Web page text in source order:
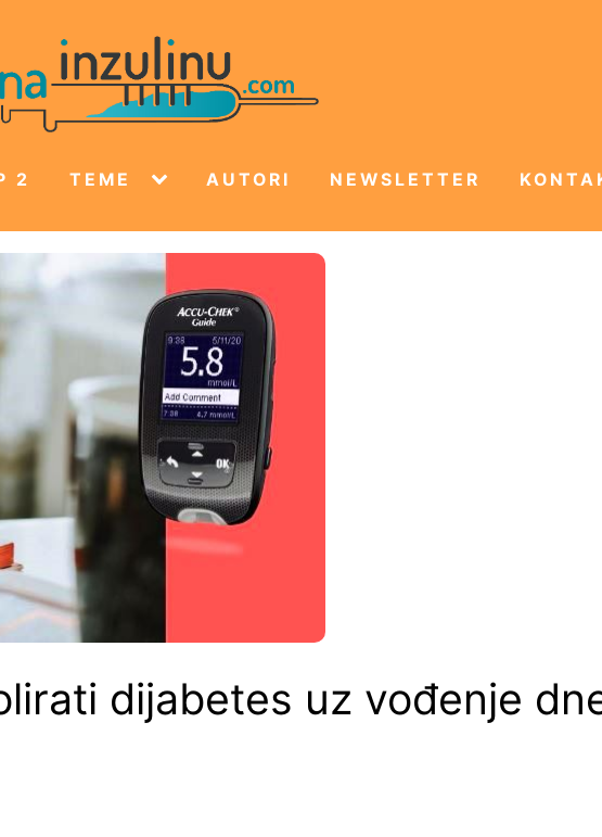
2 TEME AUTORI NEWSLETTER
dijabetes uz vođenje